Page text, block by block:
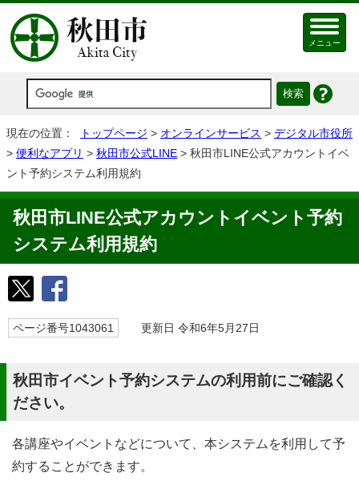
メニュー
現在の位置： トップページ > オンラインサービス > デジタル市役所
> 便利なアプリ > 秋田市公式LINE > 秋田市LINE公式アカウントイベ
ント予約システム利用規約
秋田市LINE公式アカウントイベント予約
システム利用規約
ページ番号1043061 更新日 令和6年5月27日
秋田市イベント予約システムの利用前にご確認く
ださい。
各講座やイベントなどについて、本システムを利用して予
約することができます。